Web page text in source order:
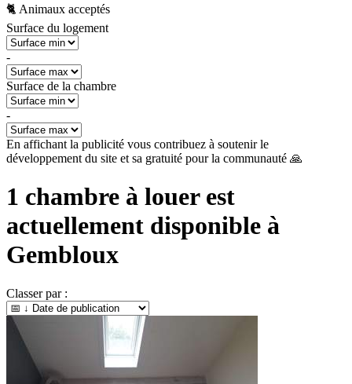
🐈 Animaux acceptés
Surface du logement
-
Surface de la chambre
-
En affichant la publicité vous contribuez à soutenir le
développement du site et sa gratuité pour la communauté 🙏
1 chambre à louer est
actuellement disponible à
Gembloux
Classer par :